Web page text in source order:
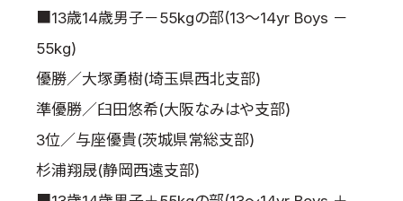
■13歳14歳男子－55kgの部(13～14yr Boys －
55kg)
優勝／大塚勇樹(埼玉県西北支部)
準優勝／臼田悠希(大阪なみはや支部)
3位／与座優貴(茨城県常総支部)
杉浦翔晟(静岡西遠支部)